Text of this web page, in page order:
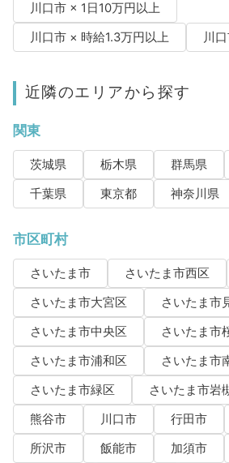
川口市 × 1日10万円以上
川口市 × 時給1.3万円以上
川
近隣のエリアから探す
関東
茨城県 栃木県 群馬県
千葉県
東京都 神奈川県
市区町村
さいたま市 さいたま市西区
さいたま市大宮区
さいたま市
さいたま市中央区
さいたま市
さいたま市浦和区
さいたま市
さいたま市緑区
さいたま市岩
熊谷市
川口市 行田市
所沢市
飯能市 加須市